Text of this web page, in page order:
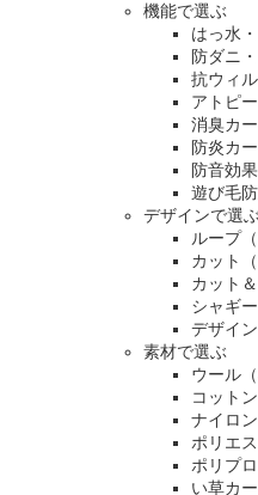
機能で選ぶ
はっ水
防ダニ
抗ウィ
アトピ
消臭カ
防炎カ
防音効
遊び毛
デザインで選
ループ
カット
カット
シャギ
デザイ
素材で選ぶ
ウール
コット
ナイロ
ポリエ
ポリプ
い草カ